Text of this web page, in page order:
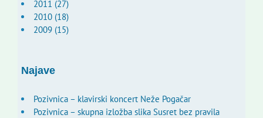
2011 (27)
2010 (18)
2009 (15)
Najave
Pozivnica – klavirski koncert Neže Pogačar
Pozivnica – skupna izložba slika Susret bez pravila